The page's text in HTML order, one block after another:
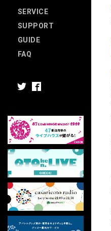
SERVICE
SUPPORT
GUIDE
FAQ